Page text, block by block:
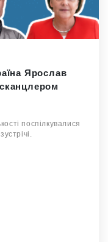
Ярослав
поспілкувалися